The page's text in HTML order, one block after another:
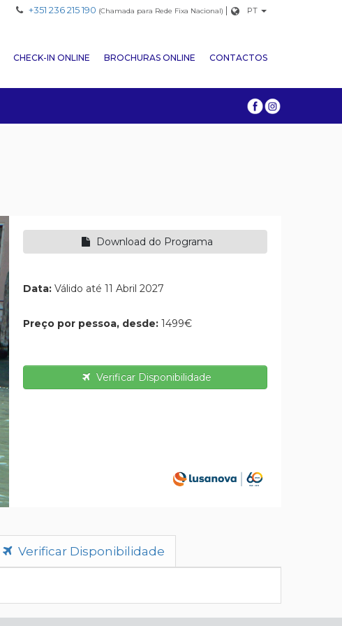
+351 236 215 190 (Chamada para Rede Fixa Nacional) | PT
CHECK-IN ONLINE BROCHURAS ONLINE CONTACTOS
Download do Programa
Data: Válido até 11 Abril 2027
Preço por pessoa, desde: 1499€
Verificar Disponibilidade
Verificar Disponibilidade